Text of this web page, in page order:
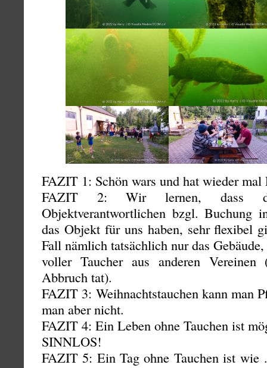
FAZIT 1: Schön wars und hat wieder mal
FAZIT 2: Wir lernen, dass
Objektverantwortlichen bzgl. Buchung
das Objekt für uns haben, sehr flexibel
Fall nämlich tatsächlich nur das
voller Taucher aus anderen Vereinen
Abbruch tat).
FAZIT 3: Weihnachtstauchen kann man
man aber nicht.
FAZIT 4: Ein Leben ohne Tauchen ist
SINNLOS!
FAZIT 5: Ein Tag ohne Tauchen ist